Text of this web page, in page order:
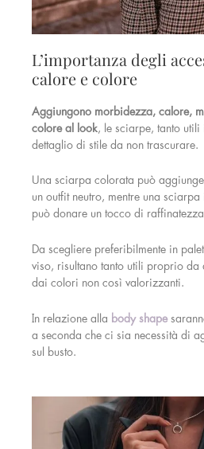
L’importanza degli
calore e colore
Aggiungono morbidezza, calore,
colore al look, le sciarpe, tanto
dettaglio di stile da non trascurare.
Una sciarpa colorata può
un outfit neutro, mentre una
può donare un tocco di
Da scegliere preferibilmente in
viso, risultano tanto utili proprio
dai colori non così valorizzanti.
In relazione alla body shape
a seconda che ci sia necessità di
sul busto.